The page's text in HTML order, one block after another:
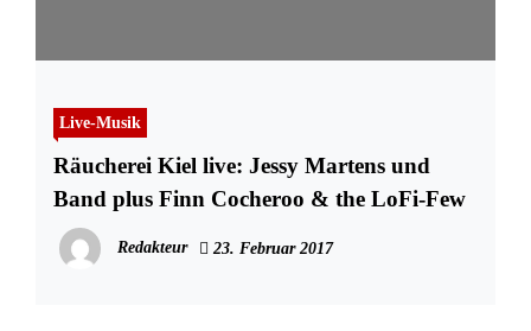
Live-Musik
Räucherei Kiel live: Jessy Martens und
Band plus Finn Cocheroo & the LoFi-Few
Redakteur 23. Februar 2017